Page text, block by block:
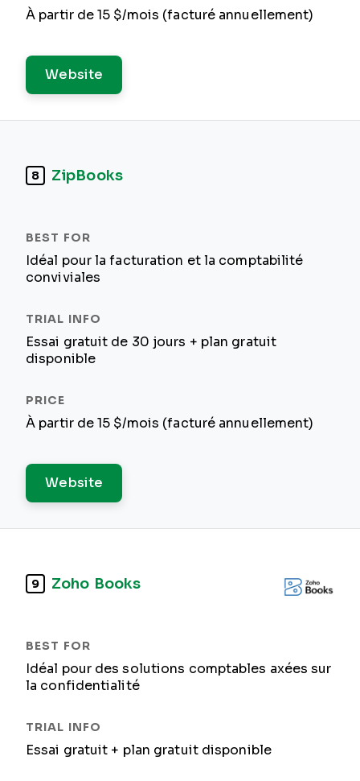
À partir de 15 $/mois (facturé annuellement)
Website
8 ZipBooks
Idéal pour la facturation et la comptabilité
conviviales
Essai gratuit de 30 jours + plan gratuit
disponible
À partir de 15 $/mois (facturé annuellement)
Website
9 Zoho Books
Idéal pour des solutions comptables axées sur
la confidentialité
Essai gratuit + plan gratuit disponible